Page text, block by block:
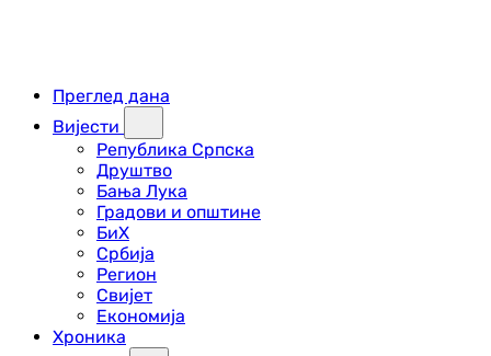
Преглед дана
Вијести
Република Српска
Друштво
Бања Лука
Градови и општине
БиХ
Србија
Регион
Свијет
Економија
Хроника